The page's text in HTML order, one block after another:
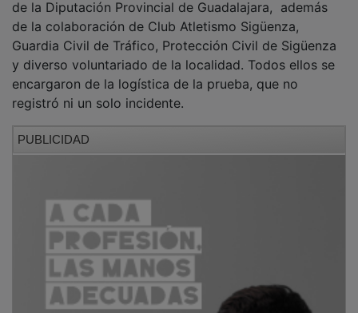
de la colaboración de Club Atletismo Sigüenza,
Guardia Civil de Tráfico, Protección Civil de Sigüenza
y diverso voluntariado de la localidad. Todos ellos se
encargaron de la logística de la prueba, que no
registró ni un solo incidente.